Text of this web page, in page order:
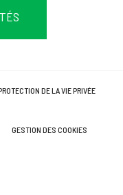
DE LA VIE PRIVÉE
GESTION DES COOKIES